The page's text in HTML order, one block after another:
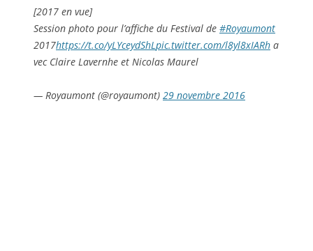
[2017 en vue]
Session photo pour l’affiche du Festival de #Royaumont
2017https://t.co/yLYceydShLpic.twitter.com/l8yl8xIARh a
vec Claire Lavernhe et Nicolas Maurel
— Royaumont (@royaumont) 29 novembre 2016